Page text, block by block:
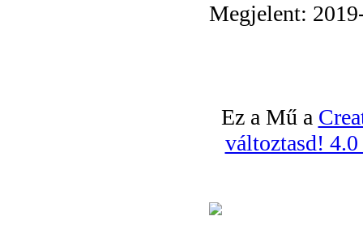
Megjelent:
Ez a Mű a
változtasd!